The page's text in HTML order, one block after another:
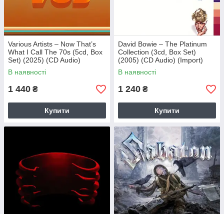
Various Artists – Now That’s
What I Call The 70s (5cd, Box
Set) (2025) (CD Audio)
(Import)
В наявності
1 440 ₴
Купити
David Bowie – The Platinum
Collection (3cd, Box Set)
(2005) (CD Audio) (Import)
В наявності
1 240 ₴
Купити